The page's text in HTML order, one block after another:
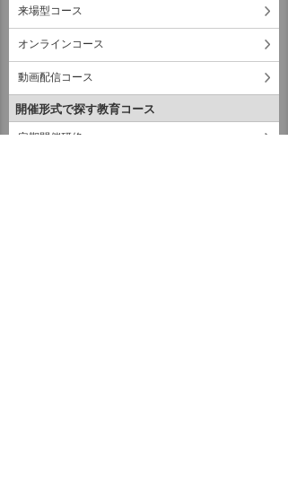
来場型コース
オンラインコース
動画配信コース
開催形式で探す教育コース
定期開催研修